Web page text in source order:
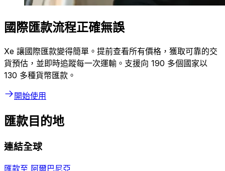
國際匯款流程正確無誤
Xe 讓國際匯款變得簡單。提前查看所有價格，獲取可靠的交
貨預估，並即時追蹤每一次運輸。支援向 190 多個國家以
130 多種貨幣匯款。
開始使用
匯款目的地
連結全球
匯款至 阿爾巴尼亞